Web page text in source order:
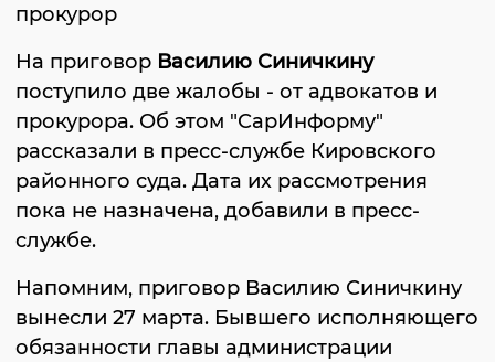
прокурор
На приговор Василию Синичкину
поступило две жалобы - от адвокатов и
прокурора. Об этом "СарИнформу"
рассказали в пресс-службе Кировского
районного суда. Дата их рассмотрения
пока не назначена, добавили в пресс-
службе.
Напомним, приговор Василию Синичкину
вынесли 27 марта. Бывшего исполняющего
обязанности главы администрации